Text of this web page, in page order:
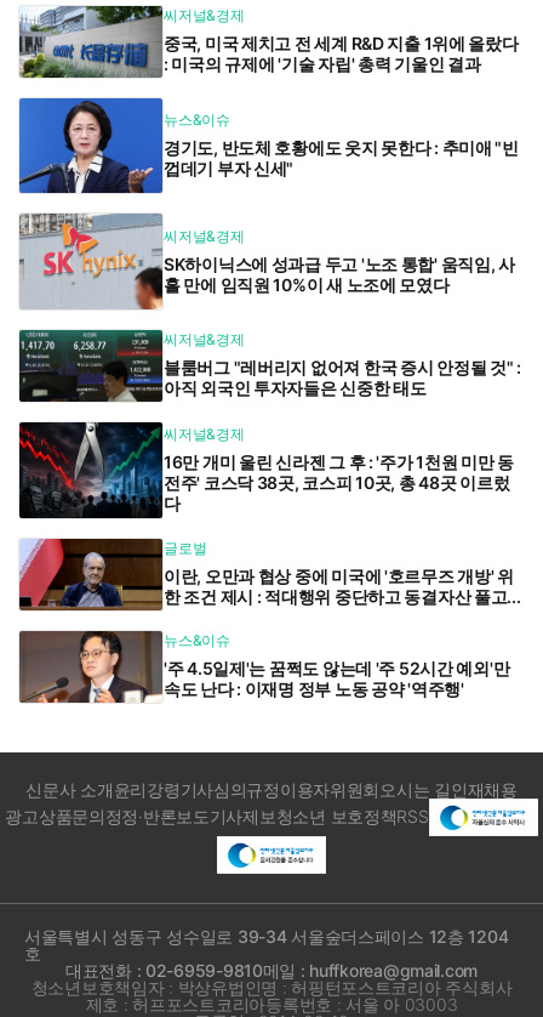
씨저널&경제
중국, 미국 제치고 전 세계 R&D 지출 1위에 올랐다
: 미국의 규제에 '기술 자립' 총력 기울인 결과
뉴스&이슈
경기도, 반도체 호황에도 웃지 못한다 : 추미애 "빈
껍데기 부자 신세"
씨저널&경제
SK하이닉스에 성과급 두고 '노조 통합' 움직임, 사
흘 만에 임직원 10%이 새 노조에 모였다
씨저널&경제
블룸버그 "레버리지 없어져 한국 증시 안정될 것" :
아직 외국인 투자자들은 신중한 태도
씨저널&경제
16만 개미 울린 신라젠 그 후 : '주가 1천원 미만 동
전주' 코스닥 38곳, 코스피 10곳, 총 48곳 이르렀
다
글로벌
이란, 오만과 협상 중에 미국에 '호르무즈 개방' 위
한 조건 제시 : 적대행위 중단하고 동결자산 풀고...
뉴스&이슈
'주 4.5일제'는 꿈쩍도 않는데 '주 52시간 예외'만
속도 난다 : 이재명 정부 노동 공약 '역주행'
신문사 소개윤리강령기사심의규정이용자위원회 오시는 길인재채용
광고상품문의정정·반론보도기사제보청소년 보호정책RSS
서울특별시 성동구 성수일로 39-34 서울숲더스페이스 12층 1204
호
대표전화 : 02-6959-9810메일 : huffkorea@gmail.com
청소년보호책임자 : 박상유법인명 : 허핑턴포스트코리아 주식회사
제호 : 허프포스트코리아등록번호 : 서울 아 03003